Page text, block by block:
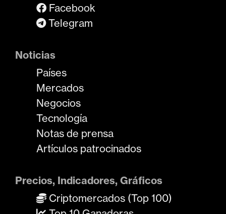
Facebook
Telegram
Noticias
Países
Mercados
Negocios
Tecnología
Notas de prensa
Artículos patrocinados
Precios, Indicadores, Gráficos
Criptomercados (Top 100)